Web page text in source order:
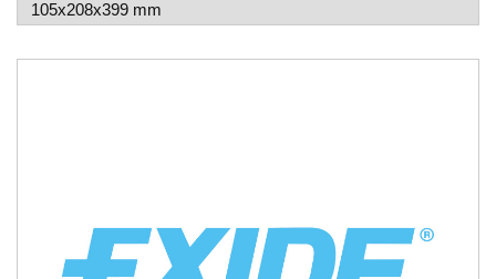
105x208x399 mm